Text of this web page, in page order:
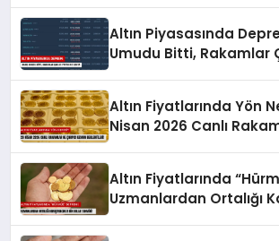
Altın Piyasasında
Umudu Bitti, Rakamlar
Altın Fiyatlarında Yön
Nisan 2026 Canlı
Altın Fiyatlarında
Uzmanlardan Ortalığı